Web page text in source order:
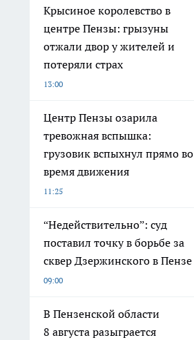
Крысиное королевство в
центре Пензы: грызуны
отжали двор у жителей и
потеряли страх
13:00
Центр Пензы озарила
тревожная вспышка:
грузовик вспыхнул прямо во
время движения
11:25
“Недействительно”: суд
поставил точку в борьбе за
сквер Дзержинского в Пензе
09:00
В Пензенской области
8 августа разыграется